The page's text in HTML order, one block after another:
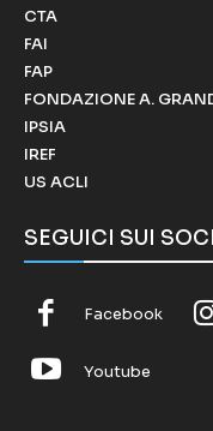
CTA
FAI
FAP
FONDAZIONE A.
IPSIA
IREF
US ACLI
SEGUICI SUI
Facebook
Youtube